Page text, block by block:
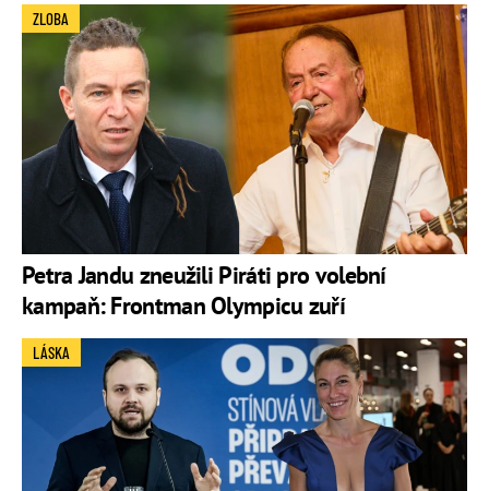
Petra Jandu zneužili Piráti pro volební
kampaň: Frontman Olympicu zuří
ZLOBA
LÁSKA